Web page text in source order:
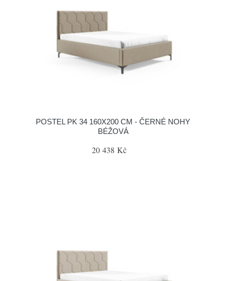
POSTEL PK 34 160X200 CM - ČERNÉ NOHY
BÉŽOVÁ
20 438 Kč